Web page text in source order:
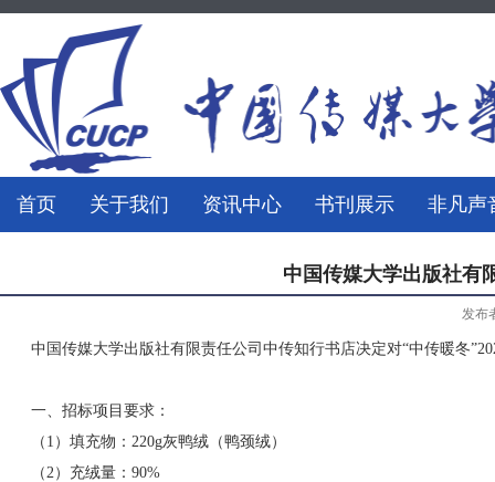
首页 关于我们 资讯中心 书刊展示 非凡声
中国传媒大学出版社有
发布
中国传媒大学出版社有限责任公司中传知行书店决定对“中传暖冬
一、招标项目要求：
（1）填充物：220g灰鸭绒（鸭颈绒）
（2）充绒量：90%